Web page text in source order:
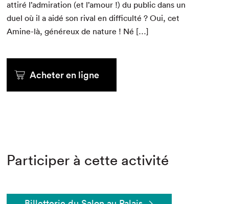
attiré l’admiration (et l’amour !) du pub­lic dans un
duel où il a aidé son rival en dif­fi­culté ? Oui, cet
Amine-là, généreux de nature ! Né […]
Acheter en ligne
Participer à cette activité